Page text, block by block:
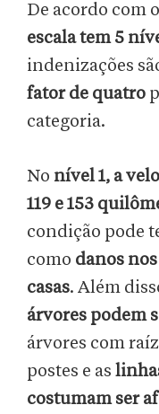
De acordo com
escala tem 5
indenizações
fator de quatro
categoria.
No nível 1, a
119 e 153
condição pode
como danos
casas. Além
árvores podem
árvores com
postes e as
costumam ser